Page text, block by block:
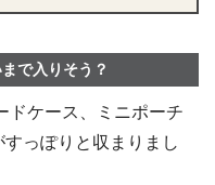
で入りそう？
ドケース、ミニポーチ
っぽりと収まりまし